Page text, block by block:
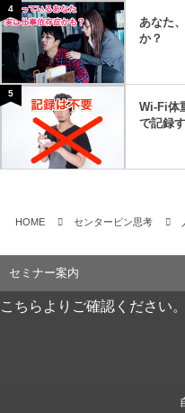
4
あなた
か？
5
Wi-Fi体
で記録
HOME センターピン思考
セミナー案内
こちらよりご確認ください。